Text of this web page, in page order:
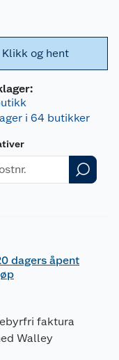
Klikk og hent
i 64 butikker
dagers åpent
faktura
Walley